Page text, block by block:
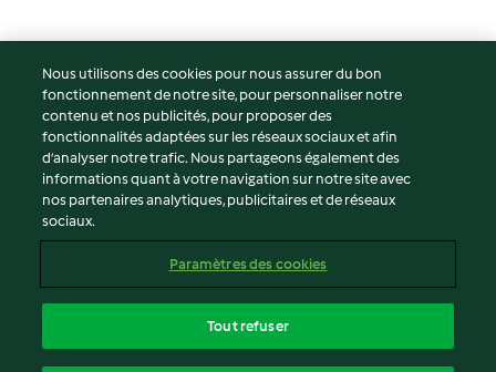
© Copyright 2026
Conditions d'utilisation
Politique de confidentialité
Non-responsabilité
Mentions légales
Contenu du rapport
Déclaration d'accessibilité
Nous utilisons des cookies pour nous assurer du bon
fonctionnement de notre site, pour personnaliser notre
contenu et nos publicités, pour proposer des
fonctionnalités adaptées sur les réseaux sociaux et afin
d’analyser notre trafic. Nous partageons également des
informations quant à votre navigation sur notre site avec
nos partenaires analytiques, publicitaires et de réseaux
sociaux.
Paramètres des cookies
Tout refuser